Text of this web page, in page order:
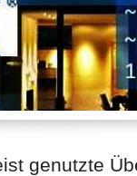
genutzte